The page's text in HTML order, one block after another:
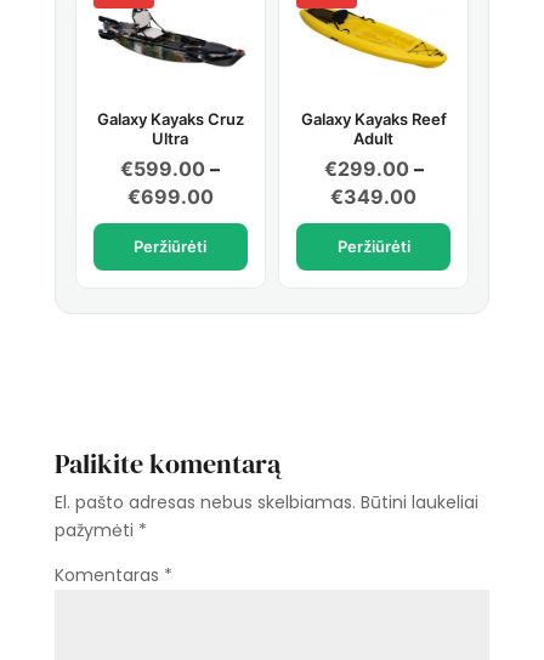
Galaxy Kayaks Cruz
Ultra
€599.00 –
€699.00Price
range:
through
Peržiūrėti
Galaxy Kayaks Reef
Adult
€299.00 –
€349.00Price
range:
through
€349.00
Peržiūrėti
Palikite komentarą
El. pašto adresas nebus skelbiamas. Būtini laukeliai
pažymėti *
Komentaras *